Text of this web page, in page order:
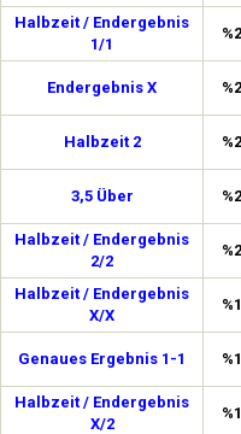
Halbzeit / Endergebnis
1/1
Endergebnis X
Halbzeit 2
3,5 Über
Halbzeit / Endergebnis
2/2
Halbzeit / Endergebnis
X/X
Genaues Ergebnis 1-1
Halbzeit / Endergebnis
X/2